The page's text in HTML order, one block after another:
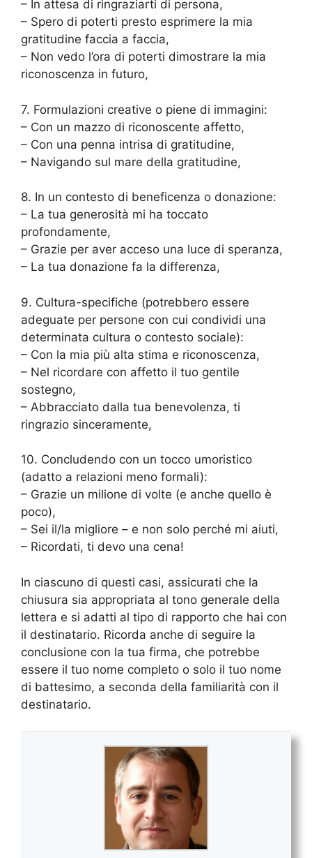
– In attesa di ringraziarti di persona,
– Spero di poterti presto esprimere la mia
gratitudine faccia a faccia,
– Non vedo l’ora di poterti dimostrare la mia
riconoscenza in futuro,
7. Formulazioni creative o piene di immagini:
– Con un mazzo di riconoscente affetto,
– Con una penna intrisa di gratitudine,
– Navigando sul mare della gratitudine,
8. In un contesto di beneficenza o donazione:
– La tua generosità mi ha toccato
profondamente,
– Grazie per aver acceso una luce di speranza,
– La tua donazione fa la differenza,
9. Cultura-specifiche (potrebbero essere
adeguate per persone con cui condividi una
determinata cultura o contesto sociale):
– Con la mia più alta stima e riconoscenza,
– Nel ricordare con affetto il tuo gentile
sostegno,
– Abbracciato dalla tua benevolenza, ti
ringrazio sinceramente,
10. Concludendo con un tocco umoristico
(adatto a relazioni meno formali):
– Grazie un milione di volte (e anche quello è
poco),
– Sei il/la migliore – e non solo perché mi aiuti,
– Ricordati, ti devo una cena!
In ciascuno di questi casi, assicurati che la
chiusura sia appropriata al tono generale della
lettera e si adatti al tipo di rapporto che hai con
il destinatario. Ricorda anche di seguire la
conclusione con la tua firma, che potrebbe
essere il tuo nome completo o solo il tuo nome
di battesimo, a seconda della familiarità con il
destinatario.